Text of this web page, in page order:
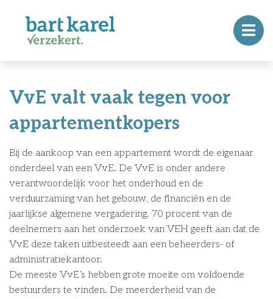
VvE valt vaak tegen voor
appartementkopers
Bij de aankoop van een appartement wordt de eigenaar
onderdeel van een VvE. De VvE is onder andere
verantwoordelijk voor het onderhoud en de
verduurzaming van het gebouw, de financiën en de
jaarlijkse algemene vergadering. 70 procent van de
deelnemers aan het onderzoek van VEH geeft aan dat de
VvE deze taken uitbesteedt aan een beheerders- of
administratiekantoor.
De meeste VvE’s hebben grote moeite om voldoende
bestuurders te vinden. De meerderheid van de